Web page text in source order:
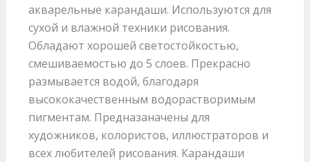
акварельные карандаши. Используются для
сухой и влажной техники рисования.
Обладают хорошей светостойкостью,
смешиваемостью до 5 слоев. Прекрасно
размывается водой, благодаря
высококачественным водорастворимым
пигментам. Предназаначены для
художников, колористов, иллюстраторов и
всех любителей рисования. Карандаши